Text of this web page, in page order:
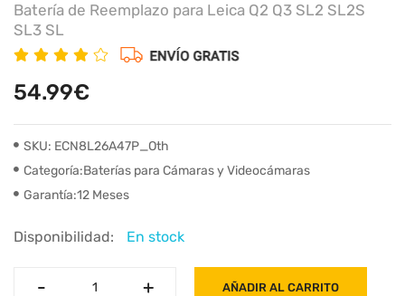
Batería de Reemplazo para Leica Q2 Q3 SL2 SL2S
SL3 SL
54.99€
SKU: ECN8L26A47P_Oth
Categoría:Baterías para Cámaras y Videocámaras
Garantía:12 Meses
Disponibilidad: En stock
- +
- + AÑADIR AL CARRITO